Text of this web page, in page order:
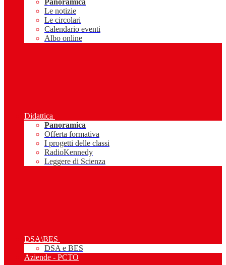
Panoramica
Le notizie
Le circolari
Calendario eventi
Albo online
Didattica
Panoramica
Offerta formativa
I progetti delle classi
RadioKennedy
Leggere di Scienza
DSA\BES
DSA e BES
Aziende - PCTO